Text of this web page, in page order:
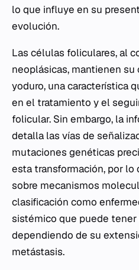
lo que influye en su
evolución.
Las células foliculares, al
neoplásicas, mantienen su
yoduro, una característica
en el tratamiento y el
folicular. Sin embargo, la
detalla las vías de
mutaciones genéticas
esta transformación, por
sobre mecanismos
clasificación como
sistémico que puede
dependiendo de su
metástasis.